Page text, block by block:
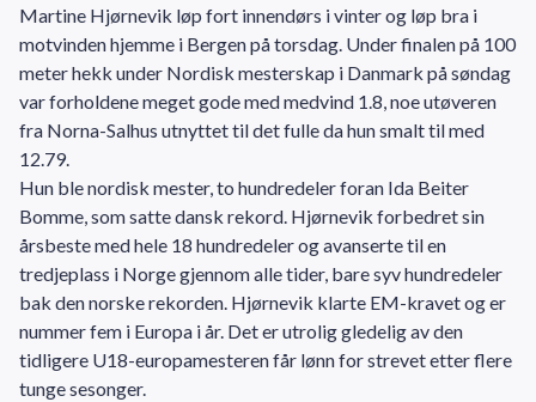
Martine Hjørnevik løp fort innendørs i vinter og løp bra i
motvinden hjemme i Bergen på torsdag. Under finalen på 100
meter hekk under Nordisk mesterskap i Danmark på søndag
var forholdene meget gode med medvind 1.8, noe utøveren
fra Norna-Salhus utnyttet til det fulle da hun smalt til med
12.79.
Hun ble nordisk mester, to hundredeler foran Ida Beiter
Bomme, som satte dansk rekord. Hjørnevik forbedret sin
årsbeste med hele 18 hundredeler og avanserte til en
tredjeplass i Norge gjennom alle tider, bare syv hundredeler
bak den norske rekorden. Hjørnevik klarte EM-kravet og er
nummer fem i Europa i år. Det er utrolig gledelig av den
tidligere U18-europamesteren får lønn for strevet etter flere
tunge sesonger.